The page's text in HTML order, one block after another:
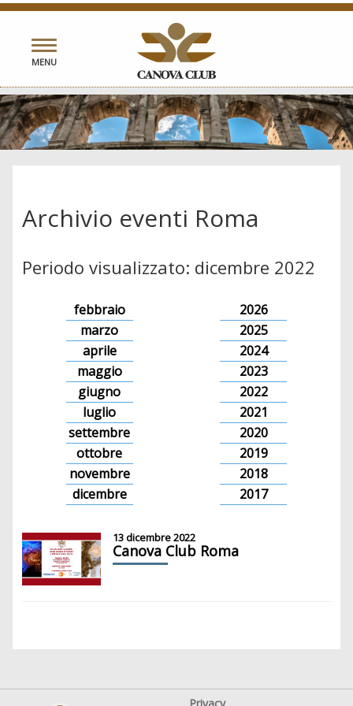
Toggle
navigation
MENU
Archivio eventi Roma
Periodo visualizzato: dicembre 2022
febbraio
marzo
aprile
maggio
giugno
luglio
settembre
ottobre
novembre
dicembre
2026
2025
2024
2023
2022
2021
2020
2019
2018
2017
13 dicembre 2022
Canova Club Roma
Privacy